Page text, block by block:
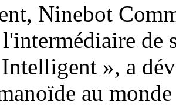
Ninebot
de
», a
au